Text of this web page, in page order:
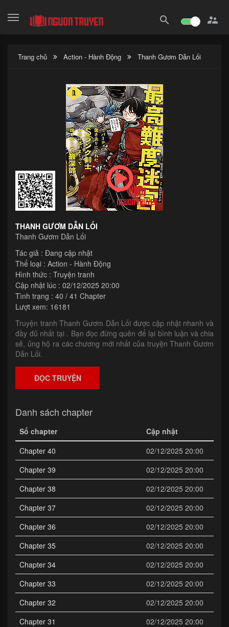
search 
Trang chủ Action - Hành Động Thanh Gươm Dẫn Lối
THANH GƯƠM DẪN LỐI
Thanh Gươm Dẫn Lối
Tác giả : Đang cập nhật
Thể loại : Action - Hành Động
Hình thức : Truyện tranh
Cập nhật lúc : 02/12/2025 20:00
Tình trạng : 40 / 41 Chapter
Lượt xem: 16181
Truyện tranh Thanh Gươm Dẫn Lối được cập nhật nhanh và
đầy đủ nhất tại . Bạn đọc đừng quên để lại bình luận và chia
sẻ, ủng hộ ra các chương mới nhất của truyện Thanh Gươm
Dẫn Lối.
ĐỌC TRUYỆN
Danh sách chapter
Số chapter
Cập nhật
Chapter 40
02/12/2025 20:00
Chapter 39
02/12/2025 20:00
Chapter 38
02/12/2025 20:00
Chapter 37
02/12/2025 20:00
Chapter 36
02/12/2025 20:00
Chapter 35
02/12/2025 20:00
Chapter 34
02/12/2025 20:00
Chapter 33
02/12/2025 20:00
Chapter 32
02/12/2025 20:00
Chapter 31
02/12/2025 20:00